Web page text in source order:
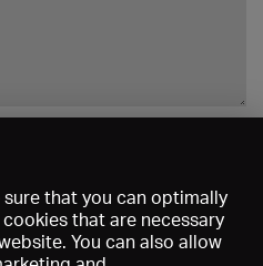
that you can optimally
that are necessary
You can also allow